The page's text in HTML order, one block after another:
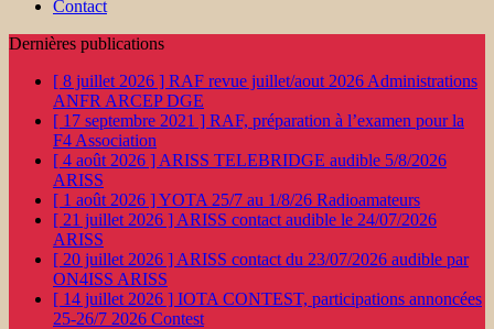
Contact
Dernières publications
[ 8 juillet 2026 ] RAF revue juillet/aout 2026 Administrations
ANFR ARCEP DGE
[ 17 septembre 2021 ] RAF, préparation à l’examen pour la
F4 Association
[ 4 août 2026 ] ARISS TELEBRIDGE audible 5/8/2026
ARISS
[ 1 août 2026 ]YOTA 25/7 au 1/8/26 Radioamateurs
[ 21 juillet 2026 ] ARISS contact audible le 24/07/2026
ARISS
[ 20 juillet 2026 ] ARISS contact du 23/07/2026 audible par
ON4ISS ARISS
[ 14 juillet 2026 ] IOTA CONTEST, participations annoncées
25-26/7 2026 Contest